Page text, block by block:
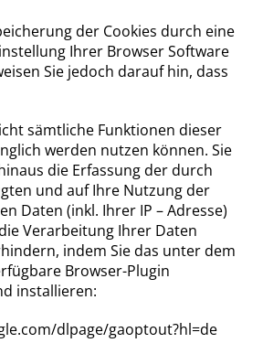
der Cookies durch eine
Ihrer Browser Software
Sie jedoch darauf hin, dass
sämtliche Funktionen dieser
werden nutzen können. Sie
die Erfassung der durch
und auf Ihre Nutzung der
Daten (inkl. Ihrer IP – Adresse)
Verarbeitung Ihrer Daten
indem Sie das unter dem
Browser-Plugin
installieren:
dlpage/gaoptout?hl=de